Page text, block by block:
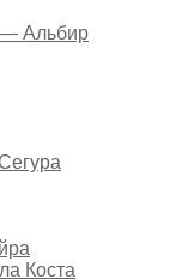
Альбир
Коста